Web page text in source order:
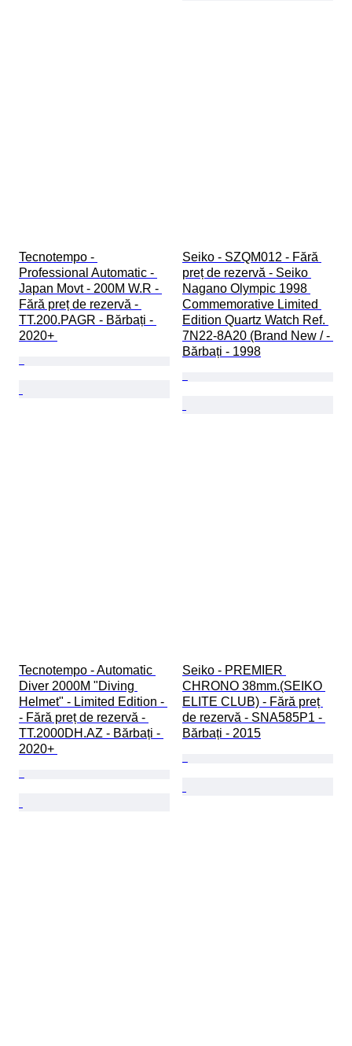
Tecnotempo -
Professional Automatic -
Japan Movt - 200M W.R -
Fără preț de rezervă -
TT.200.PAGR - Bărbați -
2020+
Seiko - SZQM012 - Fără
preț de rezervă - Seiko
Nagano Olympic 1998
Commemorative Limited
Edition Quartz Watch Ref.
7N22-8A20 (Brand New / -
Bărbați - 1998
Tecnotempo - Automatic
Diver 2000M "Diving
Helmet" - Limited Edition -
- Fără preț de rezervă -
TT.2000DH.AZ - Bărbați -
2020+
Seiko - PREMIER
CHRONO 38mm.(SEIKO
ELITE CLUB) - Fără preț
de rezervă - SNA585P1 -
Bărbați - 2015